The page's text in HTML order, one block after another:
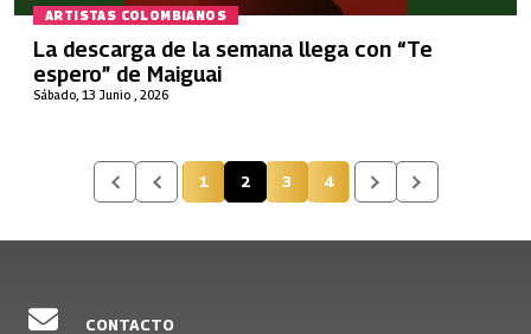
ARTISTAS COLOMBIANOS
Sábado, 13 Junio , 2026
La descarga de la semana llega con “Te
espero” de Maiguai
Página
1 Página actual
2 Página
3 Página
4
CONTACTO